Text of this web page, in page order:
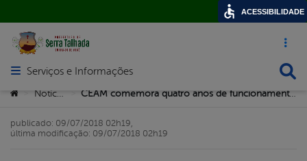
Acesso
Abrir menu principal de navegação
Serviços e Informações
Você está aqui:
> Notícias > CEAM comemora quatro anos de funcionamento em Serra Talhada
publicado: 09/07/2018 02h19,
última modificação: 09/07/2018 02h19
ACESSIBILIDADE